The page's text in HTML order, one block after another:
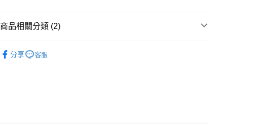
醒簡訊。
2.透過簡訊連結打開帳單後，可選擇「超商條碼／台灣大直營門市／銀行轉
【注意事項】
１．於結帳方式選擇「AFTEE先享後付」後，將跳轉至「AFTEE先享後
付」結帳頁面，進行簡訊認證並確認金額後，即可完成結帳。
３．收到繳費通知簡訊後14天內，點擊此簡訊中的連結，可透過四大超商
／ATM／網路銀行／等多元方式進行付款，方視為交易完成。
每筆NT$100，滿NT$1,000(含以上)免運費
商品相關分類 (2)
分享 客服